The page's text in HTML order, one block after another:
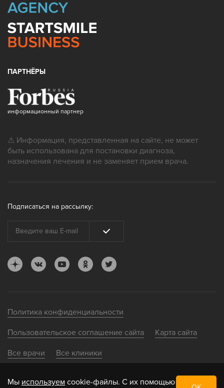
ПАРТНЁРЫ
информационный партнер
⚠ Информация, представленная на сайте, не может
быть использована для постановки диагноза,
назначения лечения и не заменяет прием врача.
Подписаться на рассылку:
Политика конфиденциальности
Пользовательское соглашение сайта Карта сайта
Все врачи Все клиники
Мы используем cookie-файлы. С их помощью